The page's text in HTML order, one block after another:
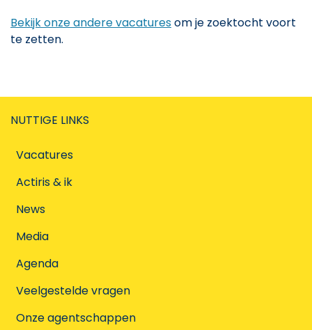
Bekijk onze andere vacaturesom je zoektocht voort
te zetten.
NUTTIGE LINKS
Vacatures
Actiris & ik
News
Media
Agenda
Veelgestelde vragen
Onze agentschappen